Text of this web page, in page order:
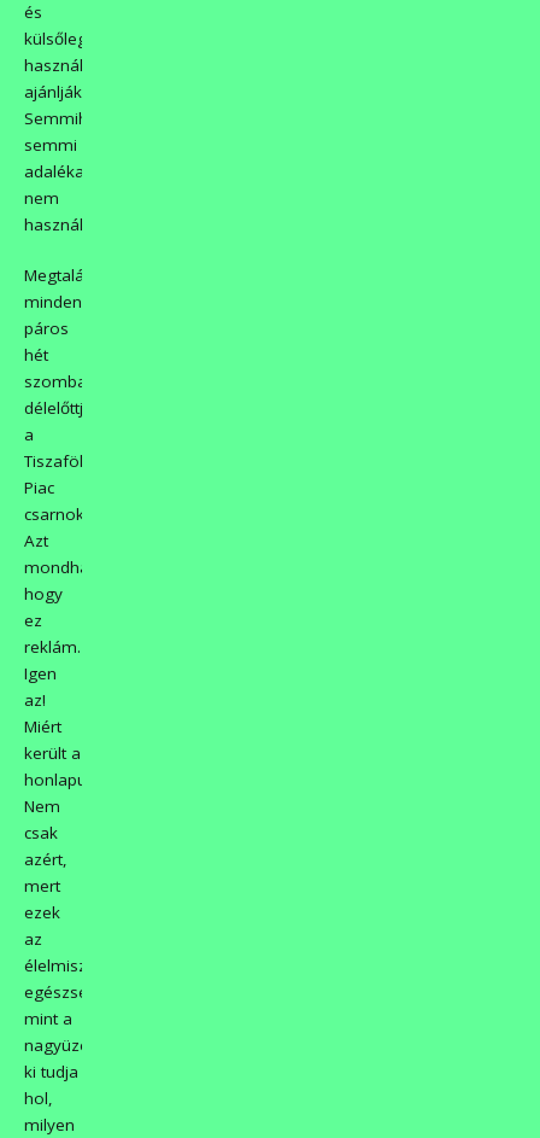
és
külsőleg
használva
ajánlják.
Semmihez
semmi
adalékanyagot
nem
használnak!
Megtalálhatóak
minden
páros
hét
szombat
délelőttjén
a
Tiszaföldvári
Piac
csarnokban.
Azt
mondhatják,
hogy
ez
reklám.
Igen
az!
Miért
került a
honlapunkra?
Nem
csak
azért,
mert
ezek
az
élelmiszerek
egészségesebbek,
mint a
nagyüzemileg
ki tudja
hol,
milyen